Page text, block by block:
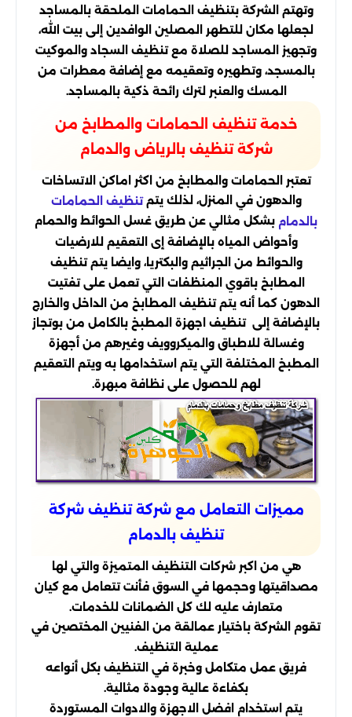
وتهتم الشركة بتنظيف الحمامات الملحقة بالمساجد
لجعلها مكان للتطهر المصلين الوافدين إلى بيت الله،
وتجهيز المساجد للصلاة مع تنظيف السجاد والموكيت
بالمسجد، وتطهيره وتعقيمه مع إضافة معطرات من
المسك والعنبر لترك رائحة ذكية بالمساجد.
خدمة تنظيف الحمامات والمطابخ من
شركة تنظيف بالرياض والدمام
تعتبر الحمامات والمطابخ من اكثر اماكن الاتساخات
والدهون في المنزل، لذلك يتمتنظيف الحمامات
بالدمام بشكل مثالي عن طريق غسل الحوائط والحمام
وأحواض المياه بالإضافة إى التعقيم للارضيات
والحوائط من الجراثيم والبكتريا، وايضا يتم تنظيف
المطابخ باقوي المنظفات التي تعمل على تفتيت
الدهون كما أنه يتم تنظيف المطابخ من الداخل والخارج
بالإضافة إلى تنظيف اجهزة المطبخ بالكامل من بوتجاز
وغسالة للاطباق والميكروويف وغيرهم من أجهزة
المطبخ المختلفة التي يتم استخدامها به ويتم التعقيم
لهم للحصول على نظافة مبهرة.
مميزات التعامل مع شركة تنظيف شركة
تنظيف بالدمام
هي من اكبر شركات التنظيف المتميزة والتي لها
مصداقيتها وحجمها في السوق فأنت تتعامل مع كيان
متعارف عليه لك كل الضمانات للخدمات.
تقوم الشركة باختيار عمالقة من الفنيين المختصين في
عملية التنظيف.
فريق عمل متكامل وخبرة في التنظيف بكل أنواعه
بكفاءة عالية وجودة مثالية.
يتم استخدام افضل الاجهزة والادوات المستوردة